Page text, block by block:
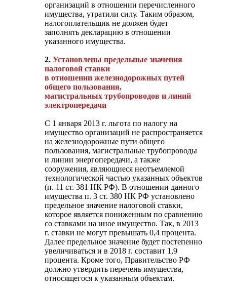
организаций в отношении перечисленного
имущества, утратили силу. Таким образом,
налогоплательщик не должен будет
заполнять декларацию в отношении
указанного имущества.
2. Установлены предельные значения
налоговой ставки
в отношении железнодорожных путей
общего пользования,
магистральных трубопроводов и линий
электропередачи
С 1 января 2013 г. льгота по налогу на
имущество организаций не распространяется
на железнодорожные пути общего
пользования, магистральные трубопроводы
и линии энергопередачи, а также
сооружения, являющиеся неотъемлемой
технологической частью указанных объектов
(п. 11 ст. 381 НК РФ). В отношении данного
имущества п. 3 ст. 380 НК РФ установлено
предельное значение налоговой ставки,
которое является пониженным по сравнению
со ставками на иное имущество. Так, в 2013
г. ставки не могут превышать 0,4 процента.
Далее предельное значение будет постепенно
увеличиваться и в 2018 г. составит 1,9
процента. Кроме того, Правительство РФ
должно утвердить перечень имущества,
относящегося к указанным объектам.